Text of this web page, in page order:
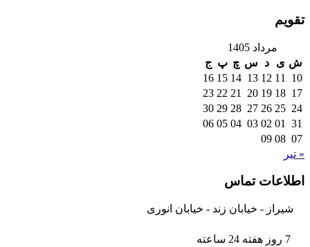
تقویم
مرداد 1405
ش ی د س چ پ ج
10
11
12
13
14
15
16
17
18
19
20
21
22
23
24
25
26
27
28
29
30
31
01
02
03
04
05
06
07
08
09
« تیر
اطلاعات تماس
شیراز - خیابان زند - خیابان انوری